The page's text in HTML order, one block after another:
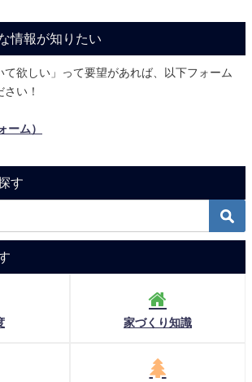
情報が知りたい
て欲しい」って要望があれば、以下フォーム
い！
ーム）
す
家づくり知識